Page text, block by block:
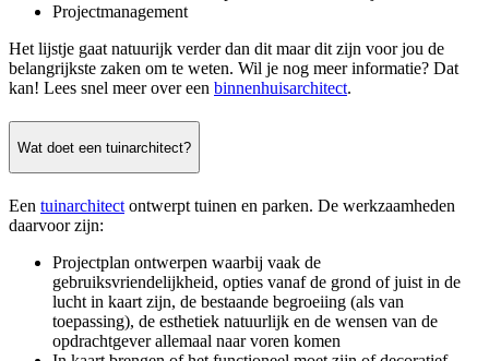
Projectmanagement
Het lijstje gaat natuurijk verder dan dit maar dit zijn voor jou de
belangrijkste zaken om te weten. Wil je nog meer informatie? Dat
kan! Lees snel meer over een binnenhuisarchitect.
Wat doet een tuinarchitect?
Een tuinarchitect ontwerpt tuinen en parken. De werkzaamheden
daarvoor zijn:
Projectplan ontwerpen waarbij vaak de
gebruiksvriendelijkheid, opties vanaf de grond of juist in de
lucht in kaart zijn, de bestaande begroeiing (als van
toepassing), de esthetiek natuurlijk en de wensen van de
opdrachtgever allemaal naar voren komen